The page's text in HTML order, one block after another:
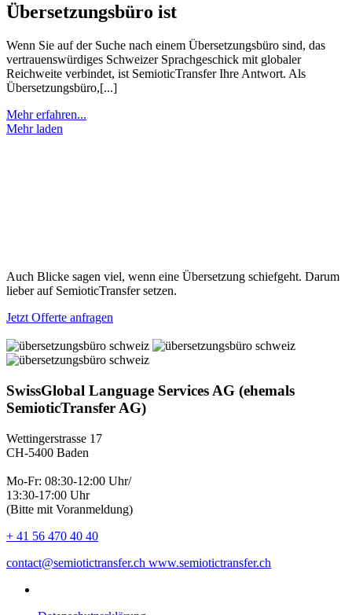
Übersetzungsbüro ist
Wenn Sie auf der Suche nach einem Übersetzungsbüro sind, das
vertrauenswürdiges Schweizer Sprachgeschick mit globaler
Reichweite verbindet, ist SemioticTransfer Ihre Antwort. Als
Übersetzungsbüro,[...]
Mehr erfahren...
Mehr laden
Auch Blicke sagen viel, wenn eine Übersetzung schiefgeht. Darum
lieber auf SemioticTransfer setzen.
Jetzt Offerte anfragen
SwissGlobal Language Services AG (ehemals
SemioticTransfer AG)
Wettingerstrasse 17
CH-5400 Baden
Mo-Fr: 08:30-12:00 Uhr/
13:30-17:00 Uhr
(Bitte mit Voranmeldung)
+ 41 56 470 40 40
contact@semiotictransfer.ch www.semiotictransfer.ch